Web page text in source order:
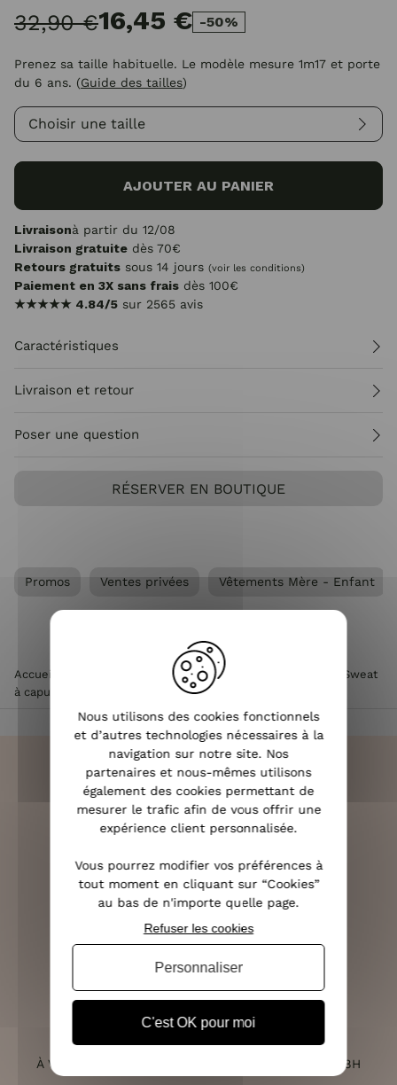
32,90 €16,45 € -50%
Prenez sa taille habituelle. Le modèle mesure 1m17 et porte
du 6 ans. (Guide des tailles)
Choisir une taille
AJOUTER AU PANIER
Livraisonà partir du 12/08
Livraison gratuite dès 70€
Retours gratuits sous 14 jours (voir les conditions)
Paiement en 3X sans frais dès 100€
★★★★★ 4.84/5 sur 2565 avis
Caractéristiques
Livraison et retour
Poser une question
RÉSERVER EN BOUTIQUE
Promos Ventes privées Vêtements Mère - Enfant
Accueil Vêtements femme >Vêtements Mère - Enfant
Sweat
à capuche enfant bleu marine broderie Famille Cool
LIVRAISON RAPIDE
OFFERTE DÈS 70€
RETOURS SOUS 14 JOURS
SERVICE CLIENT
À VOTRE ÉCOUTE DU LUNDI AU SAMEDI DE 10H À 18H
Nous utilisons des cookies fonctionnels
et d’autres technologies nécessaires à la
navigation sur notre site. Nos
partenaires et nous-mêmes utilisons
également des cookies permettant de
mesurer le trafic afin de vous offrir une
expérience client personnalisée.
Vous pourrez modifier vos préférences à
tout moment en cliquant sur “Cookies”
au bas de n'importe quelle page.
C'est OK pour moi
Refuser les cookies
Personnaliser